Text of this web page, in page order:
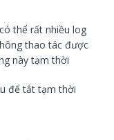
thể rất nhiều log
thao tác được
này tạm thời
để tắt tạm thời